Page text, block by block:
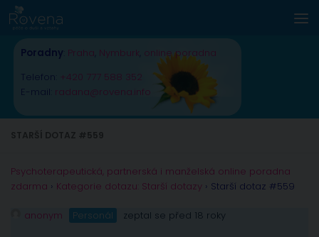
Skip to content
Poradny Praha Nymburk online poradna
Telefon: +420 777 588 352
E-mail: radana@rovena.info
Psychoterapeutická, partnerská i manželská online poradna
zdarma › Kategorie dotazu: Starší dotazy › Starší dotaz #559
anonym Personál zeptal se před 18 roky